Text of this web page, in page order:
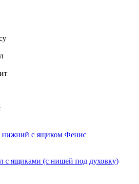
с ящиком Фенис